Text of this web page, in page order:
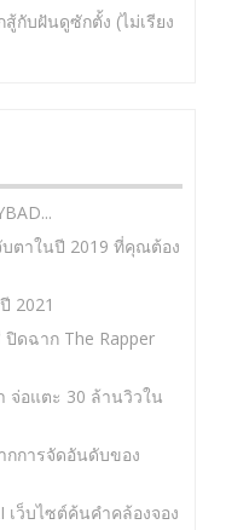
กับฝันดูซักตั้ง (ไม่เรียง
บตาในปี 2019 ที่คุณต้อง
2021
ดฉาก The Rapper
จ่อแตะ 30 ล้านวิวใน
กการจัดอันดับของ
เว็บไซต์ค้นคำคล้องจอง